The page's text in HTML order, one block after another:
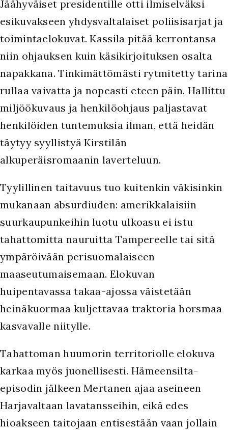
Jäähyväiset presidentille otti ilmiselväksi
esikuvakseen yhdysvaltalaiset poliisisarjat ja
toimintaelokuvat. Kassila pitää kerrontansa
niin ohjauksen kuin käsikirjoituksen osalta
napakkana. Tinkimättömästi rytmitetty tarina
rullaa vaivatta ja nopeasti eteen päin. Hallittu
miljöökuvaus ja henkilöohjaus paljastavat
henkilöiden tuntemuksia ilman, että heidän
täytyy syyllistyä Kirstilän
alkuperäisromaanin laverteluun.
Tyylillinen taitavuus tuo kuitenkin väkisinkin
mukanaan absurdiuden: amerikkalaisiin
suurkaupunkeihin luotu ulkoasu ei istu
tahattomitta nauruitta Tampereelle tai sitä
ympäröivään perisuomalaiseen
maaseutumaisemaan. Elokuvan
huipentavassa takaa-ajossa väistetään
heinäkuormaa kuljettavaa traktoria horsmaa
kasvavalle niitylle.
Tahattoman huumorin territoriolle elokuva
karkaa myös juonellisesti. Hämeensilta-
episodin jälkeen Mertanen ajaa aseineen
Harjavaltaan lavatansseihin, eikä edes
hioakseen taitojaan entisestään vaan jollain